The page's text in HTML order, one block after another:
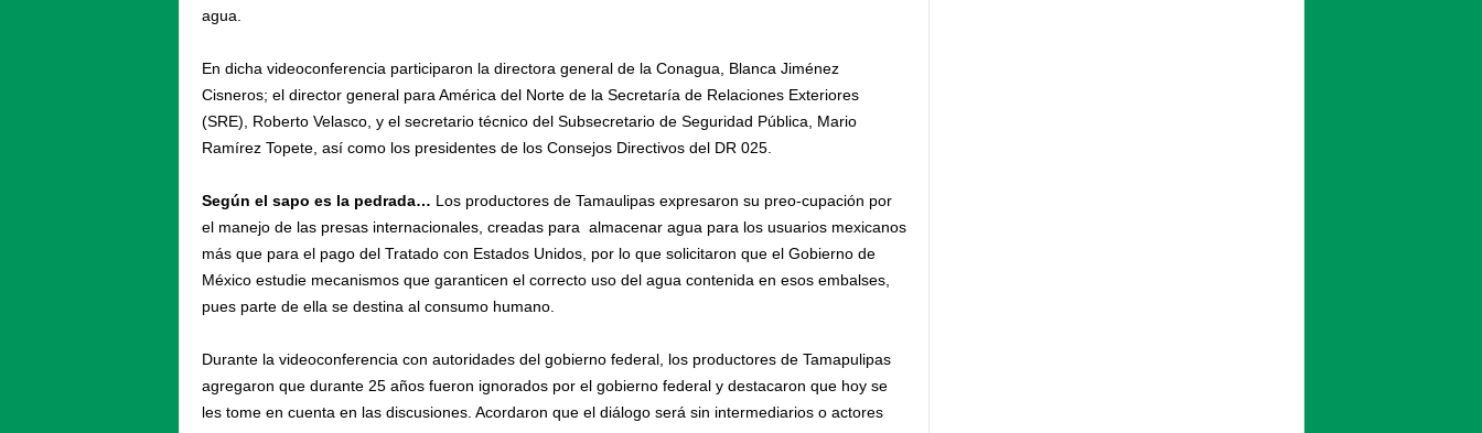
agua.
En dicha videoconferencia participaron la directora general de la Conagua, Blanca Jiménez
Cisneros; el director general para América del Norte de la Secretaría de Relaciones Exteriores
(SRE), Roberto Velasco, y el secretario técnico del Subsecretario de Seguridad Pública, Mario
Ramírez Topete, así como los presidentes de los Consejos Directivos del DR 025.
Según el sapo es la pedrada… Los productores de Tamaulipas expresaron su preo-cupación por
el manejo de las presas internacionales, creadas para almacenar agua para los usuarios mexicanos
más que para el pago del Tratado con Estados Unidos, por lo que solicitaron que el Gobierno de
México estudie mecanismos que garanticen el correcto uso del agua contenida en esos embalses,
pues parte de ella se destina al consumo humano.
Durante la videoconferencia con autoridades del gobierno federal, los productores de Tamapulipas
agregaron que durante 25 años fueron ignorados por el gobierno federal y destacaron que hoy se
les tome en cuenta en las discusiones. Acordaron que el diálogo será sin intermediarios o actores